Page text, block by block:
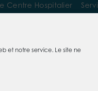
et notre service. Le site ne
Centre Hospitalier